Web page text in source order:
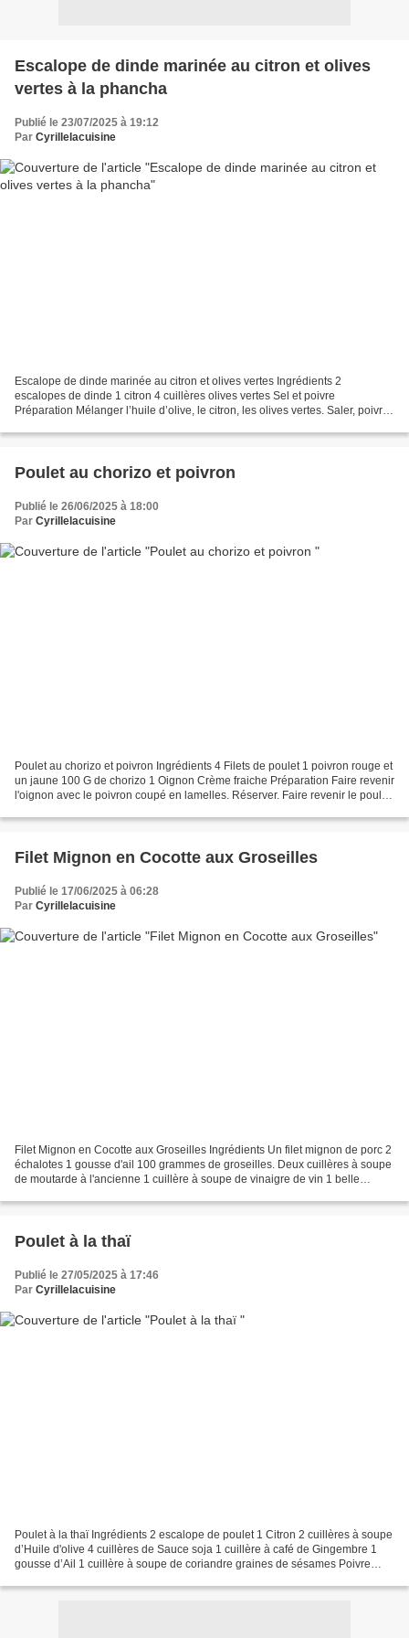
Escalope de dinde marinée au citron et olives
vertes à la phancha
Publié le 23/07/2025 à 19:12
Par Cyrillelacuisine
Escalope de dinde marinée au citron et olives vertes Ingrédients 2
escalopes de dinde 1 citron 4 cuillères olives vertes Sel et poivre
Préparation Mélanger l’huile d’olive, le citron, les olives vertes. Saler, poivrer
Poulet au chorizo et poivron
Publié le 26/06/2025 à 18:00
Par Cyrillelacuisine
Poulet au chorizo et poivron Ingrédients 4 Filets de poulet 1 poivron rouge et
un jaune 100 G de chorizo 1 Oignon Crème fraiche Préparation Faire revenir
l'oignon avec le poivron coupé en lamelles. Réserver. Faire revenir le poulet
Filet Mignon en Cocotte aux Groseilles
Publié le 17/06/2025 à 06:28
Par Cyrillelacuisine
Filet Mignon en Cocotte aux Groseilles Ingrédients Un filet mignon de porc 2
échalotes 1 gousse d'ail 100 grammes de groseilles. Deux cuillères à soupe
de moutarde à l'ancienne 1 cuillère à soupe de vinaigre de vin 1 belle
Poulet à la thaï
Publié le 27/05/2025 à 17:46
Par Cyrillelacuisine
Poulet à la thaï Ingrédients 2 escalope de poulet 1 Citron 2 cuillères à soupe
d’Huile d'olive 4 cuillères de Sauce soja 1 cuillère à café de Gingembre 1
gousse d’Ail 1 cuillère à soupe de coriandre graines de sésames Poivre